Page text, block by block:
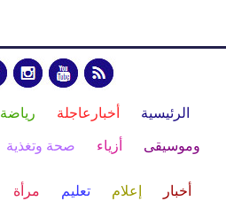
الرئيسية أخبارعاجلة رياضة
وموسيقى أزياء صحة وتغذية
أخبار إعلام تعليم مرأة